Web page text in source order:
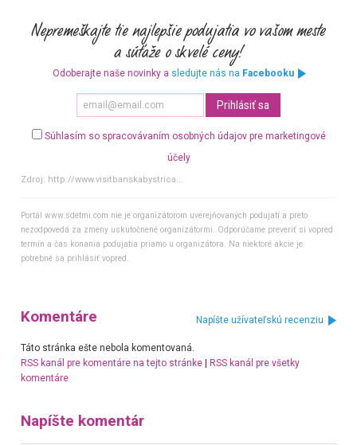
Odoberajte naše novinky a sledujte nás na Facebooku
Súhlasím so spracovávaním osobných údajov pre marketingové
účely
Zdroj: http://www.visitbanskabystrica...
Portál www.sdetmi.com nie je organizátorom uverejňovaných podujatí a preto
nezodpovedá za zmeny uskutočnené organizátormi. Odporúčame preveriť si vopred
termín a čas konania podujatia priamo u organizátora. Na niektoré akcie je
potrebné sa prihlásiť vopred.
Komentáre Napíšte užívateľskú recenziu
Táto stránka ešte nebola komentovaná.
RSS kanál pre komentáre na tejto stránke|
RSS kanál pre všetky
komentáre
Napíšte komentár